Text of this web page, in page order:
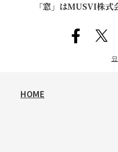
「窓」はMUSVI株式
묘
HOME